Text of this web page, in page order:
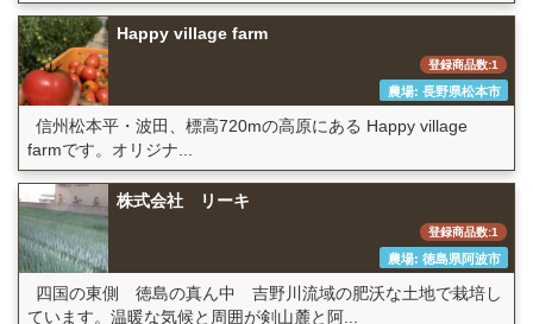
Happy village farm
登録商品数:1
農場: 長野県松本市
信州松本平・波田、標高720mの高原にある Happy village
farmです。オリジナ...
株式会社 リーキ
登録商品数:1
農場: 徳島県阿波市
四国の東側 徳島の真ん中 吉野川流域の肥沃な土地で栽培し
ています。温暖な気候と周囲が剣山麓と阿...